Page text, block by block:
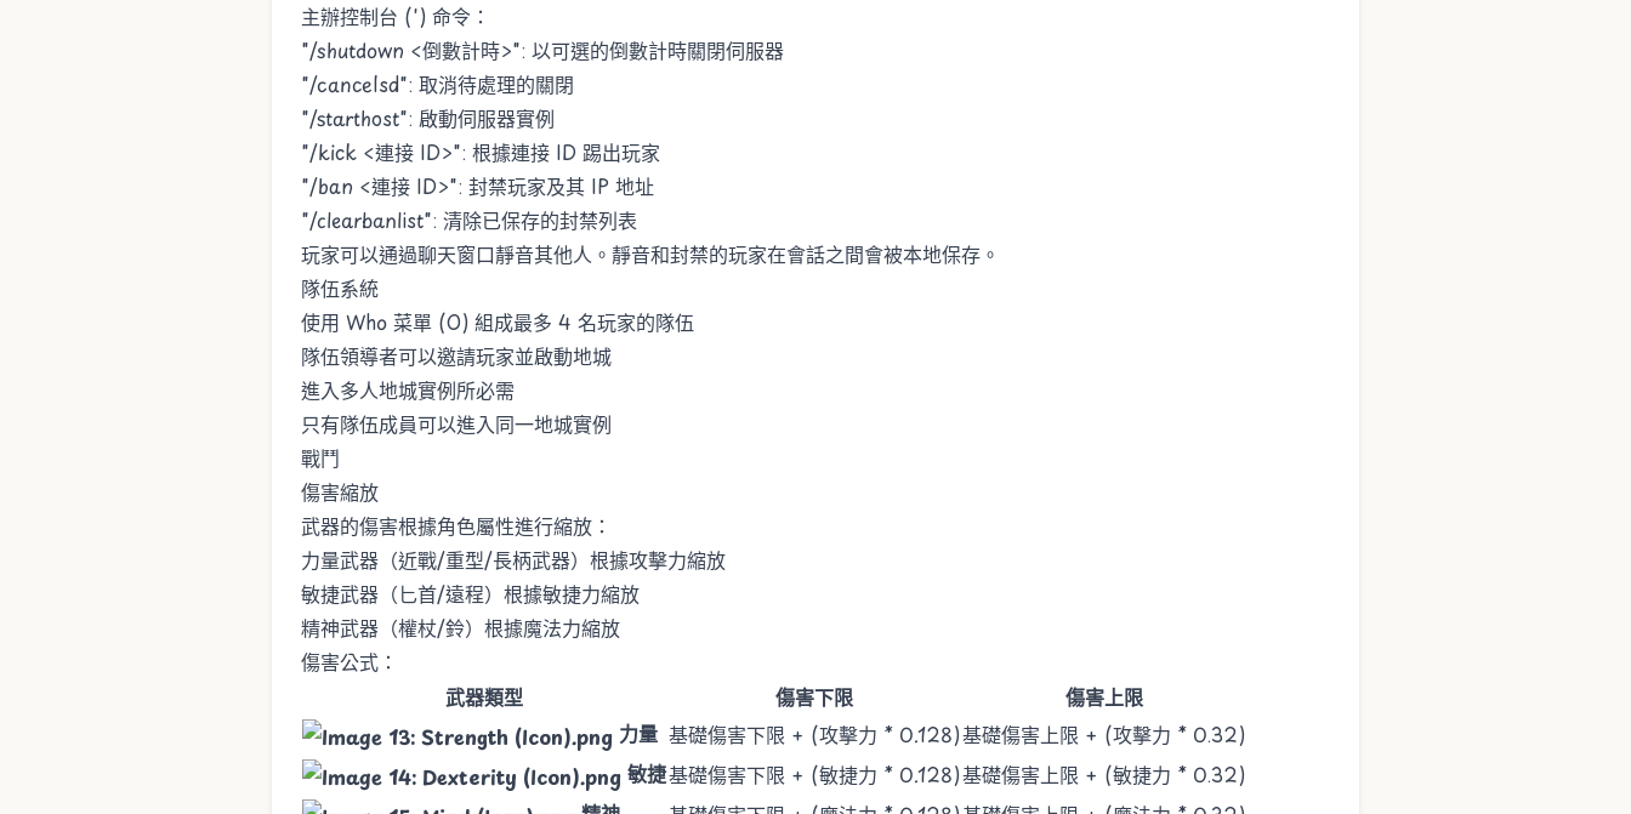
主辦控制台 (') 命令：
"/shutdown <倒數計時>": 以可選的倒數計時關閉伺服器
"/cancelsd": 取消待處理的關閉
"/starthost": 啟動伺服器實例
"/kick <連接 ID>": 根據連接 ID 踢出玩家
"/ban <連接 ID>": 封禁玩家及其 IP 地址
"/clearbanlist": 清除已保存的封禁列表
玩家可以通過聊天窗口靜音其他人。靜音和封禁的玩家在會話之間會被本地保存。
隊伍系統
使用 Who 菜單 (O) 組成最多 4 名玩家的隊伍
隊伍領導者可以邀請玩家並啟動地城
進入多人地城實例所必需
只有隊伍成員可以進入同一地城實例
戰鬥
傷害縮放
武器的傷害根據角色屬性進行縮放：
力量武器（近戰/重型/長柄武器）根據攻擊力縮放
敏捷武器（匕首/遠程）根據敏捷力縮放
精神武器（權杖/鈴）根據魔法力縮放
傷害公式：
武器類型
傷害下限
傷害上限
力量 基礎傷害下限 + (攻擊力 * 0.128)基礎傷害上限 + (攻擊力 * 0.32)
敏捷基礎傷害下限 + (敏捷力 * 0.128)基礎傷害上限 + (敏捷力 * 0.32)